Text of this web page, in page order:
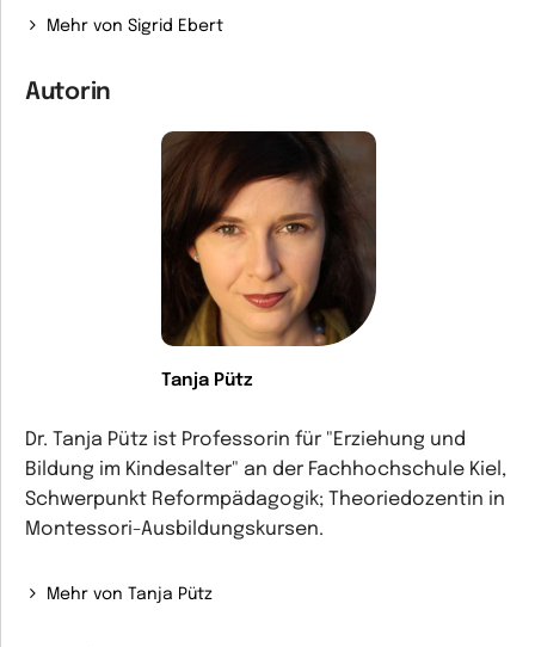
Mehr von Sigrid Ebert
Autorin
Tanja Pütz
Dr. Tanja Pütz ist Professorin für "Erziehung und
Bildung im Kindesalter" an der Fachhochschule Kiel,
Schwerpunkt Reformpädagogik; Theoriedozentin in
Montessori-Ausbildungskursen.
Mehr von Tanja Pütz